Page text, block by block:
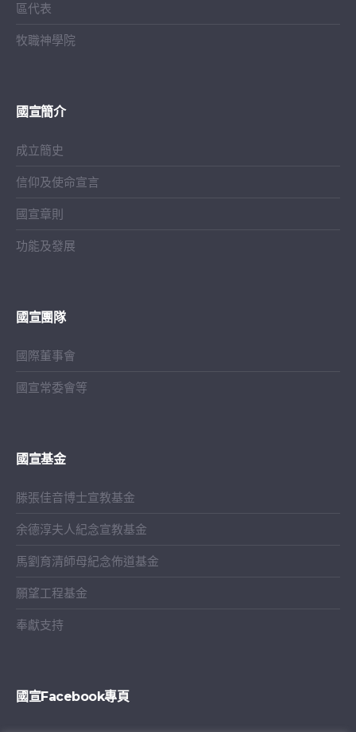
區代表
牧職神學院
國宣簡介
成立簡史
信仰及使命宣言
國宣章則
功能及發展
國宣團隊
國際董事會
國宣常委會等
國宣基金
滕張佳音博士宣教基金
余德淳夫人紀念宣教基金
馬劉育清師母紀念佈道基金
願望工程基金
奉獻支持
國宣Facebook專頁